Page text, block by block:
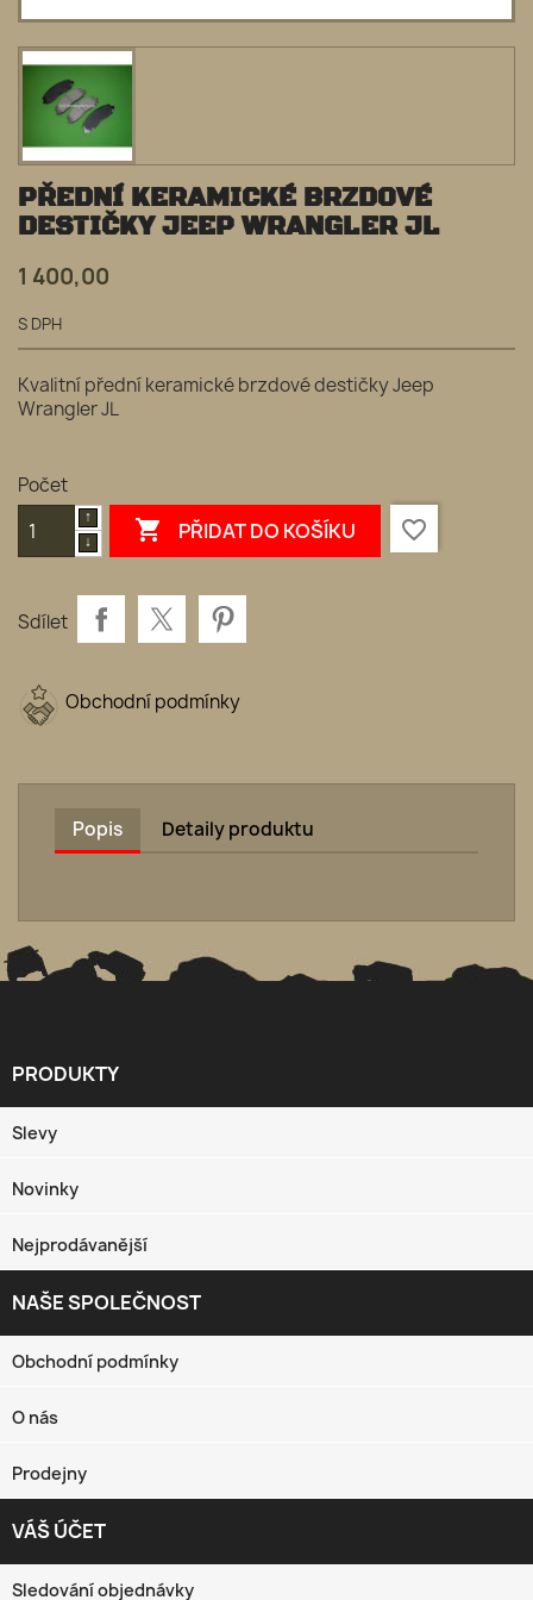
PŘEDNÍ KERAMICKÉ BRZDOVÉ
DESTIČKY JEEP WRANGLER JL
1 400,00
S DPH
Kvalitní přední keramické brzdové destičky Jeep
Wrangler JL
Počet
 PŘIDAT DO KOŠÍKU favorite_border
Sdílet
Obchodní podmínky
Popis Detaily produktu
PRODUKTY
Slevy
Novinky
Nejprodávanější
NAŠE SPOLEČNOST
Obchodní podmínky
O nás
Prodejny
VÁŠ ÚČET
Sledování objednávky